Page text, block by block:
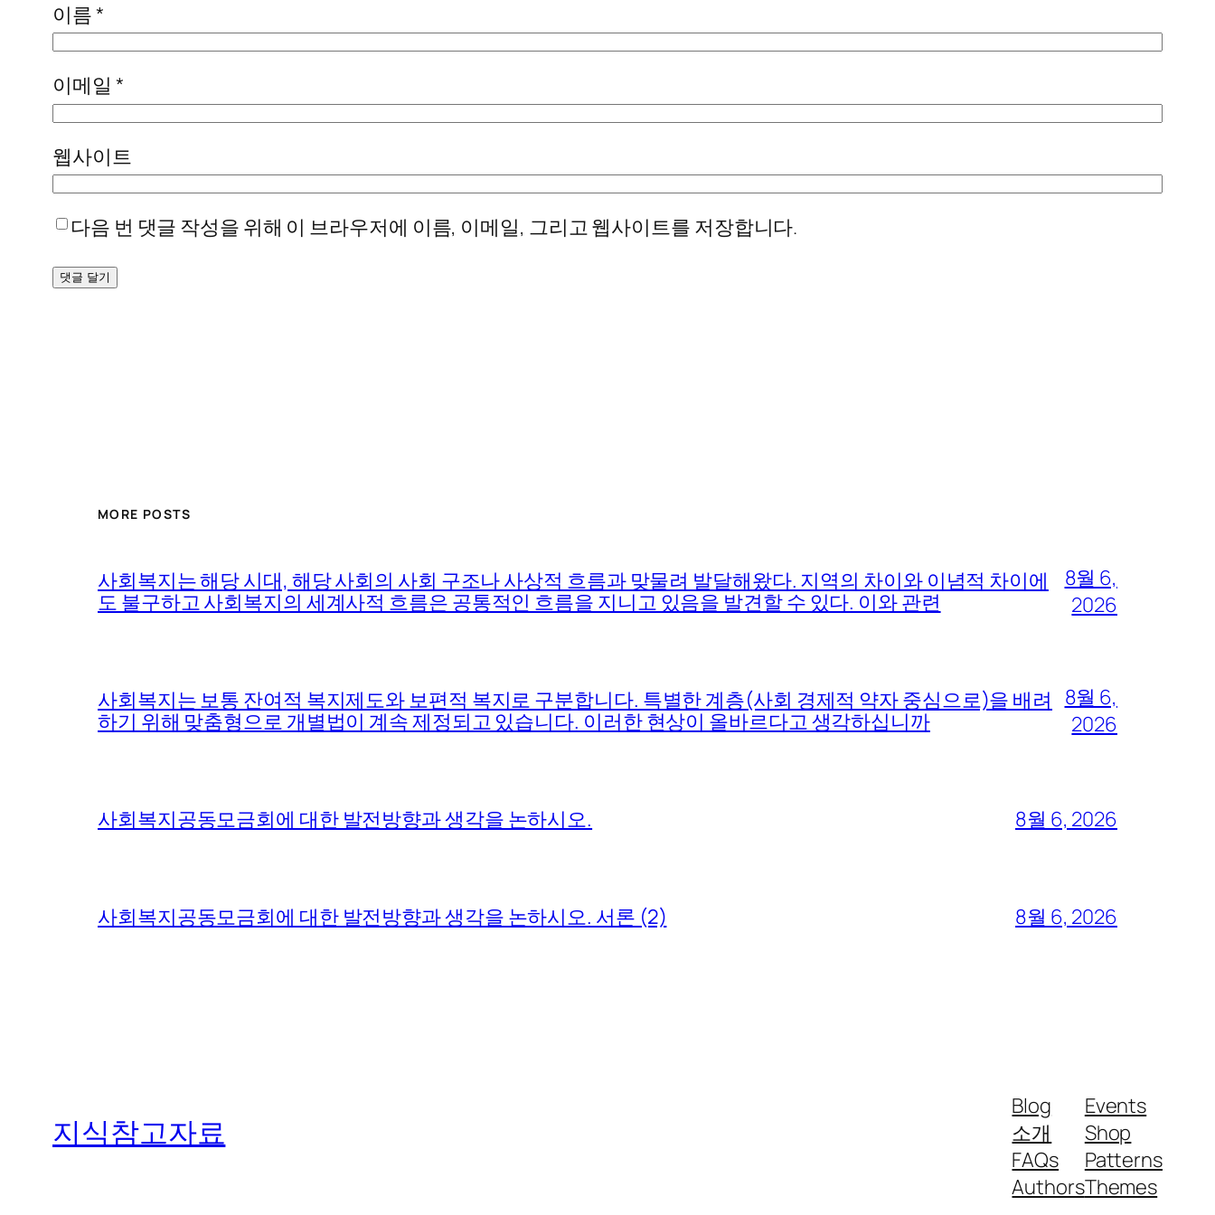
이름*
이메일 *
웹사이트
다음 번 댓글 작성을 위해 이 브라우저에 이름, 이메일, 그리고 웹사이트를 저장합니다.
MORE POSTS
사회복지는 해당 시대, 해당 사회의 사회 구조나 사상적 흐름과 맞물려 발달해왔다. 지역의 차이와 이념적 차이에
도 불구하고 사회복지의 세계사적 흐름은 공통적인 흐름을 지니고 있음을 발견할 수 있다. 이와 관련
8월 6,
2026
사회복지는 보통 잔여적 복지제도와 보편적 복지로 구분합니다. 특별한 계층(사회 경제적 약자 중심으로)을 배려
하기 위해 맞춤형으로 개별법이 계속 제정되고 있습니다. 이러한 현상이 올바르다고 생각하십니까
8월 6,
2026
사회복지공동모금회에 대한 발전방향과 생각을 논하시오. 8월 6, 2026
사회복지공동모금회에 대한 발전방향과 생각을 논하시오. 서론 (2) 8월 6, 2026
지식참고자료
Blog
소개
FAQs
Authors
Events
Shop
Patterns
Themes